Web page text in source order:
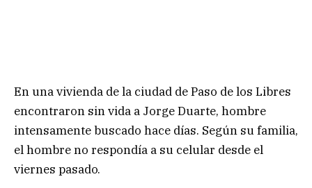
En una vivienda de la ciudad de Paso de los Libres
encontraron sin vida a Jorge Duarte, hombre
intensamente buscado hace días. Según su familia,
el hombre no respondía a su celular desde el
viernes pasado.